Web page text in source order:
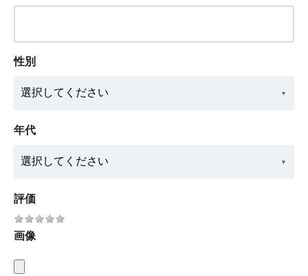
性別
年代
評価
画像